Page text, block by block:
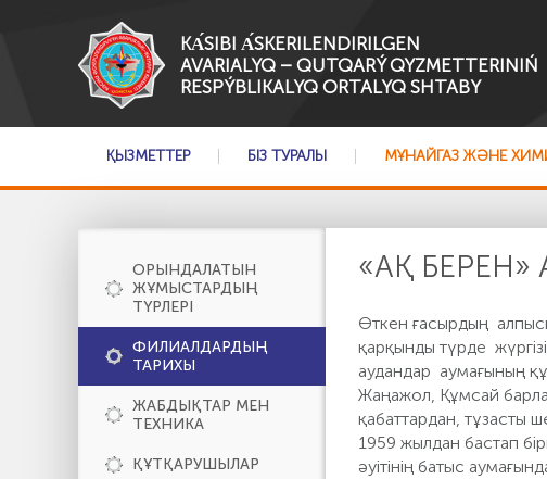
KА́SІBI А́SKERILENDIRILGEN
AVARIALYQ – QUTQARÝ QYZMETTERINIŃ
RESPÝBLIKALYQ ORTALYQ SHTABY
ҚЫЗМЕТТЕР БІЗ ТУРАЛЫ МҰНАЙГАЗ ЖӘНЕ
ОРЫНДАЛАТЫН
ЖҰМЫСТАРДЫҢ
ТҮРЛЕРІ
ФИЛИАЛДАРДЫҢ
ТАРИХЫ
ЖАБДЫҚТАР МЕН
ТЕХНИКА
ҚҰТҚАРУШЫЛАР
«АҚ
Өткен ғасырдың
қарқынды түрде
аудандар аумағының
Жаңажол, Құмсай
қабаттардан, тұзасты
1959 жылдан бастап
әуітінің батыс